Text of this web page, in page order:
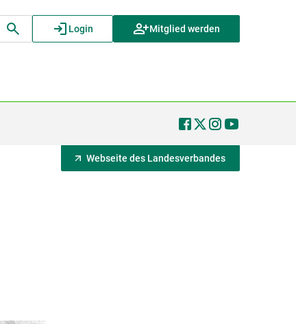
Login Mitglied werden
Webseite des Landesverbandes